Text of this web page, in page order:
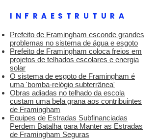
INFRAESTRUTURA
Prefeito de Framingham esconde grandes
problemas no sistema de água e esgoto
Prefeito de Framingham coloca freios em
projetos de telhados escolares e energia
solar
O sistema de esgoto de Framingham é
uma 'bomba-relógio subterrânea'
Obras adiadas no telhado da escola
custam uma bela grana aos contribuintes
de Framingham
Equipes de Estradas Subfinanciadas
Perdem Batalha para Manter as Estradas
de Framingham Seguras